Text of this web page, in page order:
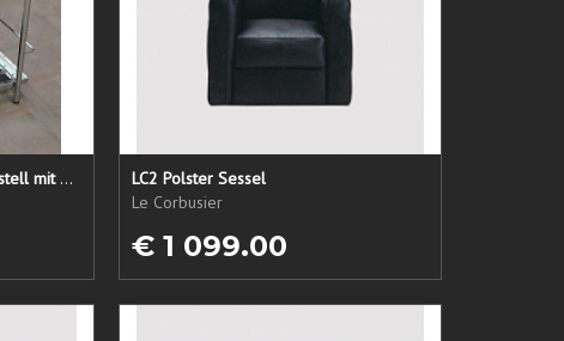
LC 21 Sessel nur das Untergestell mit elastischen Straps
LC2 Polster Sessel
Le Corbusier
€ 1 099.00